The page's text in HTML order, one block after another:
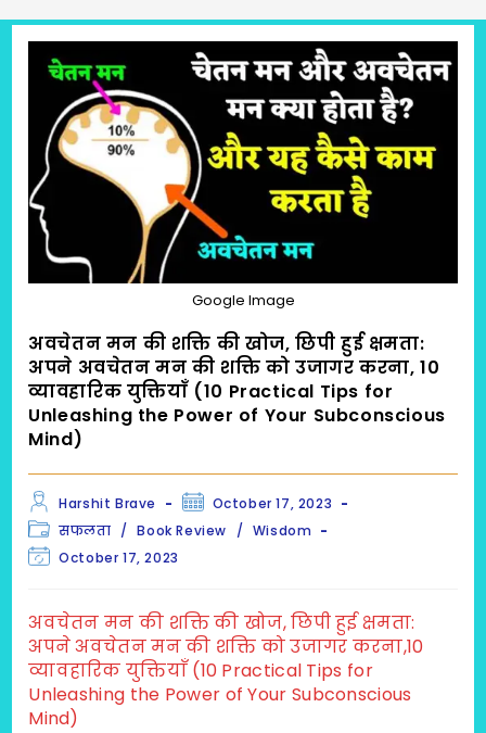
Google Image
अवचेतन मन की शक्ति की खोज, छिपी हुई क्षमता:
अपने अवचेतन मन की शक्ति को उजागर करना, 10
व्यावहारिक युक्तियाँ (10 Practical Tips for
Unleashing the Power of Your Subconscious
Mind)
Post
author:
Harshit Brave
Post
published:
October 17, 2023
Post
category:
सफलता / Book Review / Wisdom
PostOctober 17, 2023
अवचेतन मन की शक्ति की खोज, छिपी हुई क्षमता:
अपने अवचेतन मन की शक्ति को उजागर करना,10
व्यावहारिक युक्तियाँ (10 Practical Tips for
Unleashing the Power of Your Subconscious
Mind)